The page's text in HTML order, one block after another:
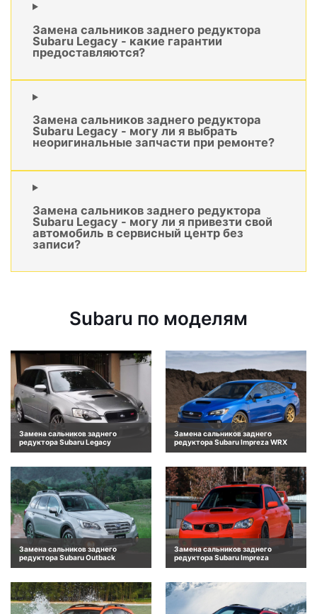
Замена сальников заднего редуктора
Subaru Legacy - какие гарантии
предоставляются?
Замена сальников заднего редуктора
Subaru Legacy - могу ли я выбрать
неоригинальные запчасти при ремонте?
Замена сальников заднего редуктора
Subaru Legacy - могу ли я привезти свой
автомобиль в сервисный центр без
записи?
Subaru по моделям
Замена сальников заднего
редуктора Subaru Legacy
Замена сальников заднего
редуктора Subaru Impreza WRX
Замена сальников заднего
редуктора Subaru Outback
Замена сальников заднего
редуктора Subaru Impreza